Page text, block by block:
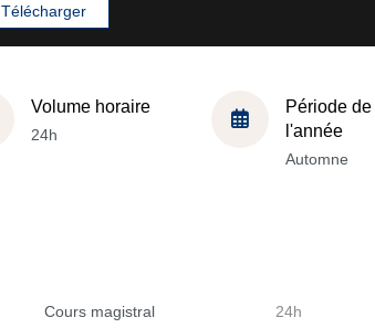
Télécharger
Volume horaire
24h
Période de
l'année
Automne
Cours magistral 24h